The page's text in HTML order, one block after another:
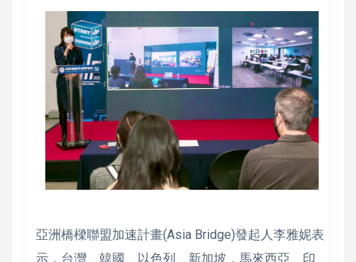
亞洲橋樑聯盟加速計畫(Asia Bridge)發起人李雅妮表
示，台灣、韓國、以色列、新加坡，馬來西亞、印